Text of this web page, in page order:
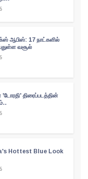
ஆபிஸ்: 17 நாட்களில்
வசூல்
'டோரதி' திரைப்படத்தின்
Hottest Blue Look